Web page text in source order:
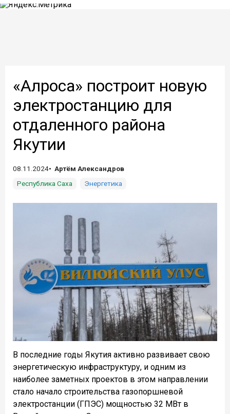
«Алроса» построит новую
электростанцию для
отдаленного района
Якутии
08.11.2024
Артём Александров
Республика Саха
Энергетика
В последние годы Якутия активно развивает свою
энергетическую инфраструктуру, и одним из
наиболее заметных проектов в этом направлении
стало начало строительства газопоршневой
электростанции (ГПЭС) мощностью 32 МВт в